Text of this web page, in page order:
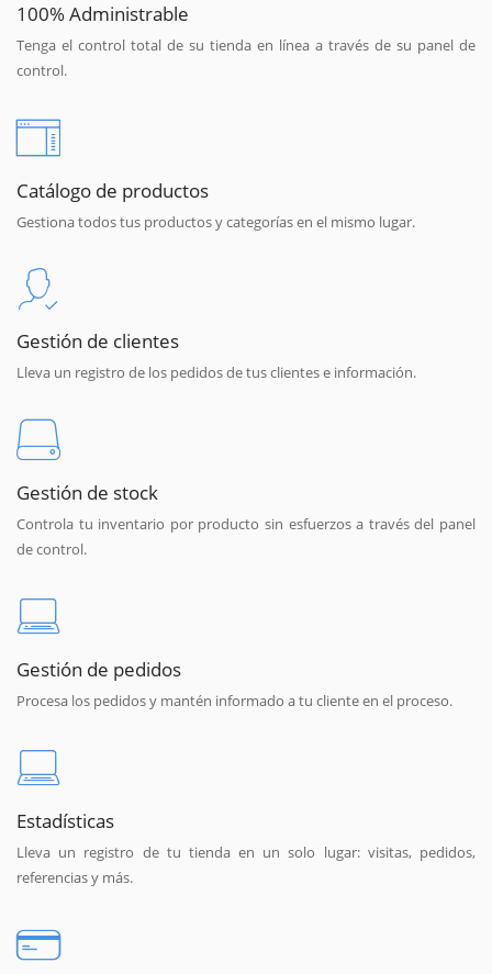
100% Administrable
Tenga el control total de su tienda en línea a través de su panel de
control.
Catálogo de productos
Gestiona todos tus productos y categorías en el mismo lugar.
Gestión de clientes
Lleva un registro de los pedidos de tus clientes e información.
Gestión de stock
Controla tu inventario por producto sin esfuerzos a través del panel
de control.
Gestión de pedidos
Procesa los pedidos y mantén informado a tu cliente en el proceso.
Estadísticas
Lleva un registro de tu tienda en un solo lugar: visitas, pedidos,
referencias y más.